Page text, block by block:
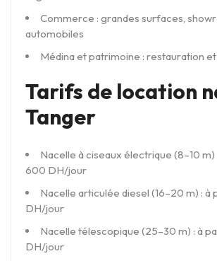
Commerce : grandes surfaces,
automobiles
Médina et patrimoine : restauration
Tarifs de location
Tanger
Nacelle à ciseaux électrique (8–10 m)
600 DH/jour
Nacelle articulée diesel (16–20 m) : à
DH/jour
Nacelle télescopique (25–30 m) : à
DH/jour